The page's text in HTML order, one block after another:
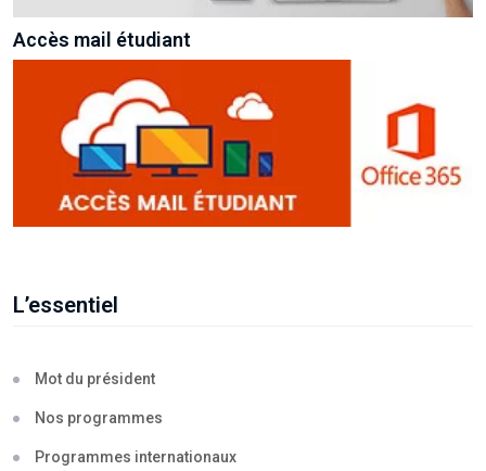
Accès mail étudiant
L’essentiel
Mot du président
Nos programmes
Programmes internationaux